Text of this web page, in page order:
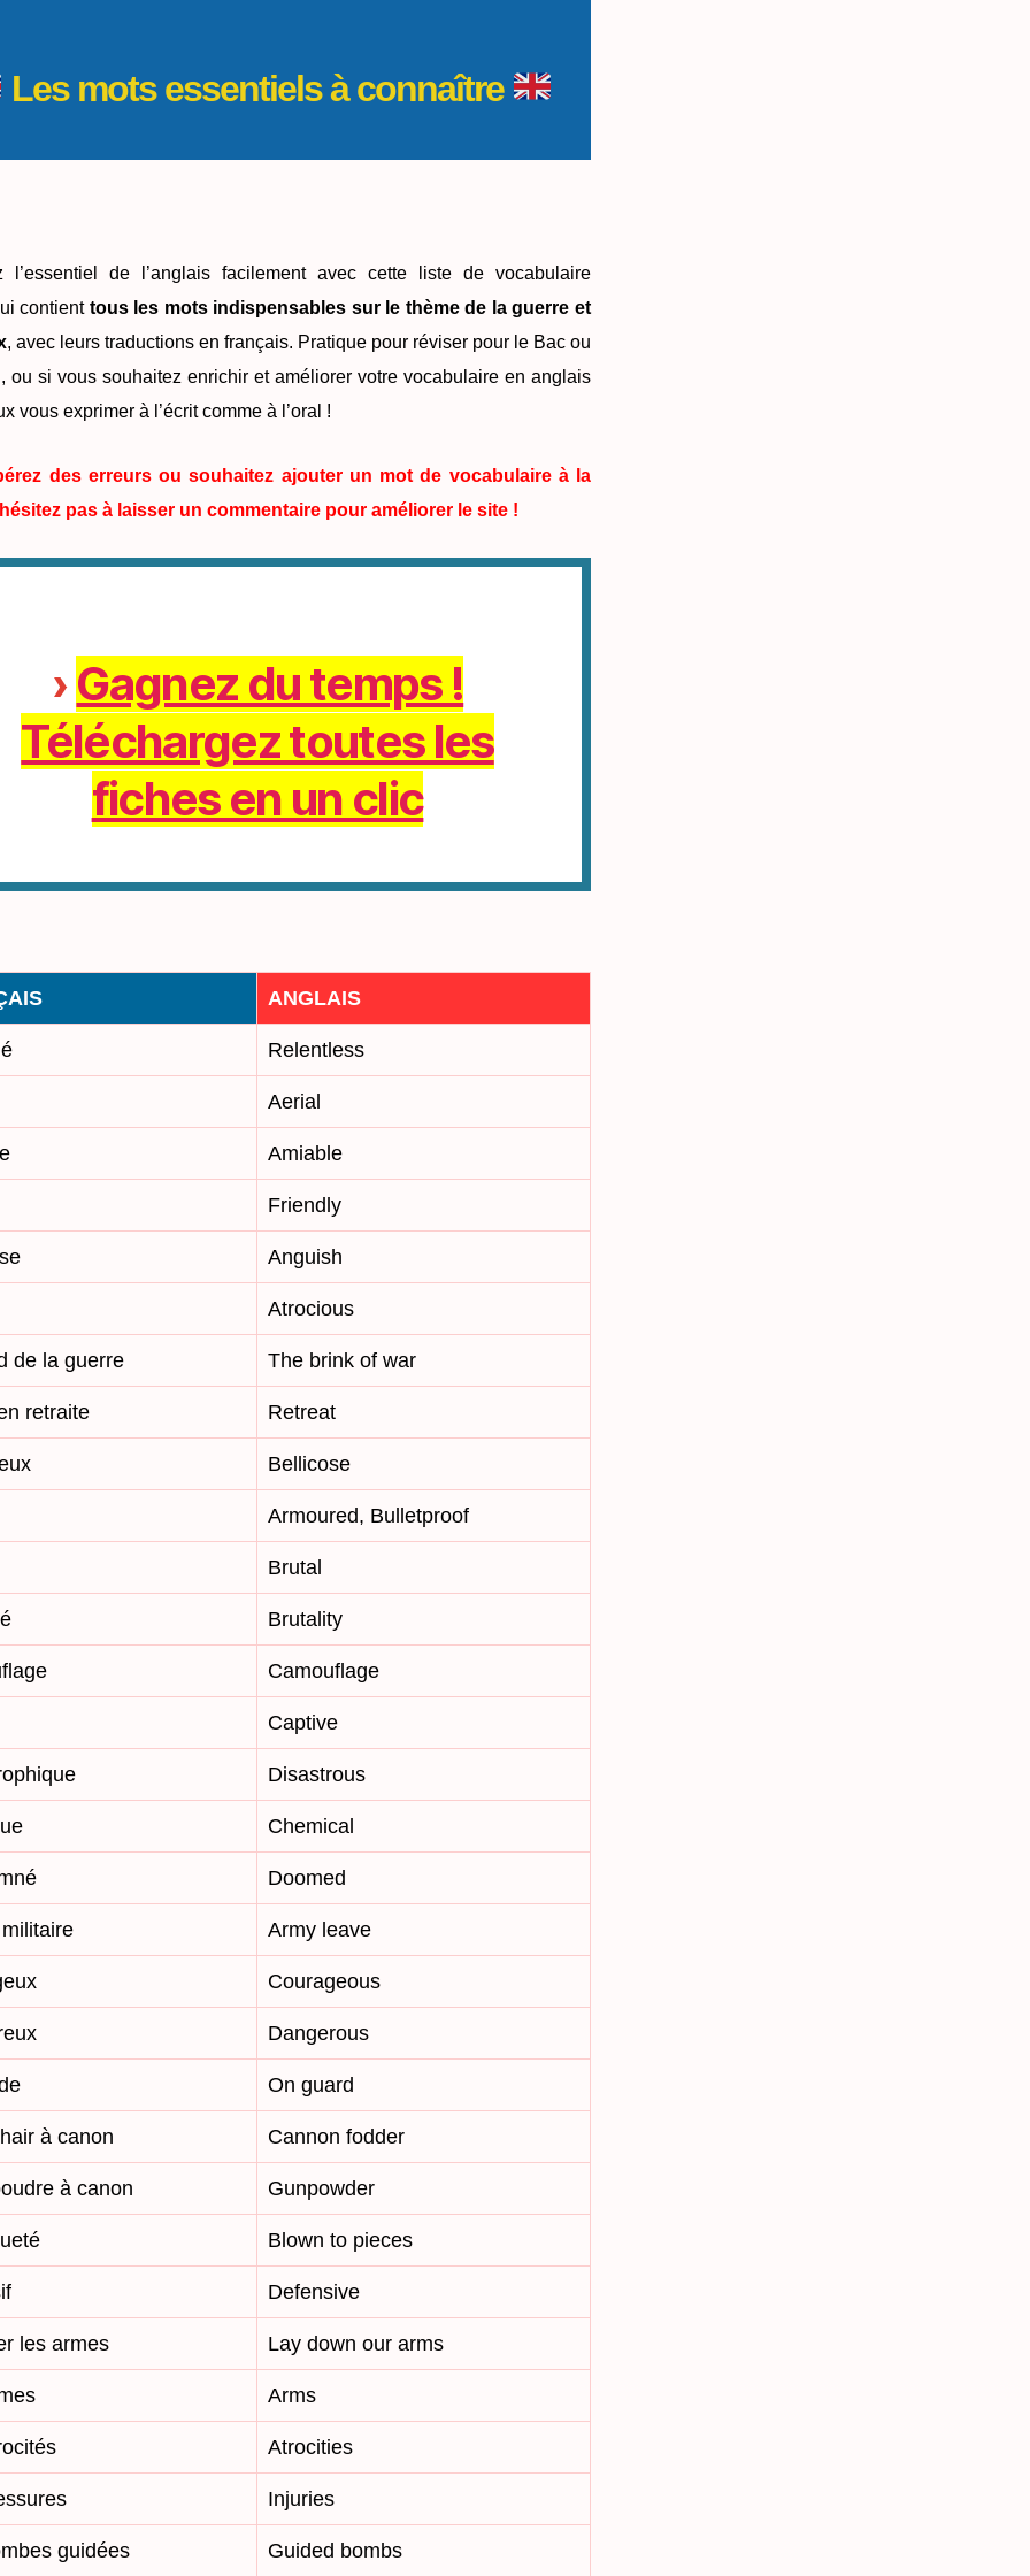
Les mots essentiels à connaître
l’essentiel de l’anglais facilement avec cette liste de vocabulaire
contient tous les mots indispensables sur le thème de la guerre et
, avec leurs traductions en français. Pratique pour réviser pour le Bac ou
ou si vous souhaitez enrichir et améliorer votre vocabulaire en anglais
vous exprimer à l’écrit comme à l’oral !
des erreurs ou souhaitez ajouter un mot de vocabulaire à la
pas à laisser un commentaire pour améliorer le site !
›Gagnez du temps !
Téléchargez toutes les
fiches en un clic
ANGLAIS
Relentless
Aerial
Amiable
Friendly
Anguish
Atrocious
de la guerre The brink of war
retraite Retreat
Bellicose
Armoured, Bulletproof
Brutal
Brutality
Camouflage
Captive
Disastrous
Chemical
Doomed
Army leave
Courageous
Dangerous
On guard
à canon Cannon fodder
à canon Gunpowder
Blown to pieces
Defensive
les armes Lay down our arms
Arms
Atrocities
Injuries
guidées Guided bombs